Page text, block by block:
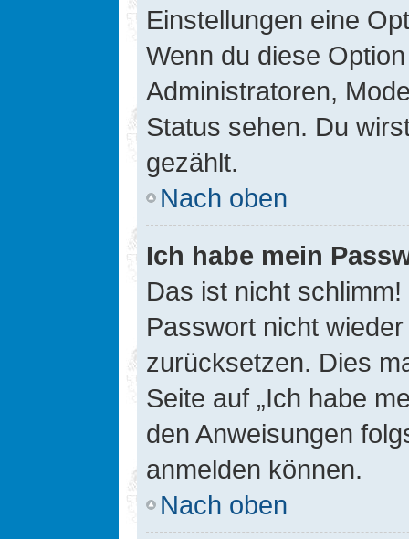
Einstellungen eine
Wenn du diese
Administratoren,
Status sehen. Du
gezählt.
Nach oben
Ich habe mein
Das ist nicht
Passwort nicht
zurücksetzen. Dies
Seite auf „Ich habe
den Anweisungen
anmelden können.
Nach oben